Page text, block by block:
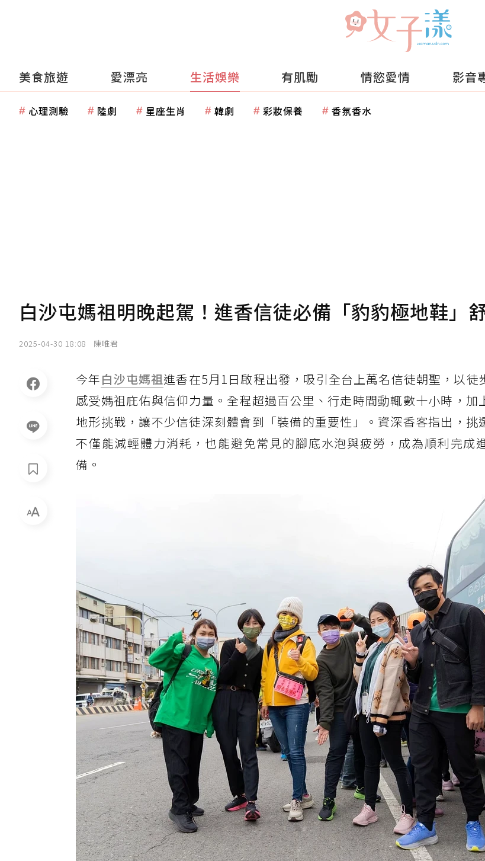
美食旅遊 愛漂亮 生活娛樂 有肌勵 情慾愛情 影音
心理測驗 陸劇 星座生肖 韓劇 彩妝保養 香氛香水
白沙屯媽祖明晚起駕！進香信徒必備「豹豹極地鞋」
2025-04-30 18:08 陳唯君
今年白沙屯媽祖進香在5月1日啟程出發，吸引全台上萬名信徒朝聖，以徒
感受媽祖庇佑與信仰力量。全程超過百公里、行走時間動輒數十小時，加
地形挑戰，讓不少信徒深刻體會到「裝備的重要性」。資深香客指出，挑
不僅能減輕體力消耗，也能避免常見的腳底水泡與疲勞，成為順利完成
備。